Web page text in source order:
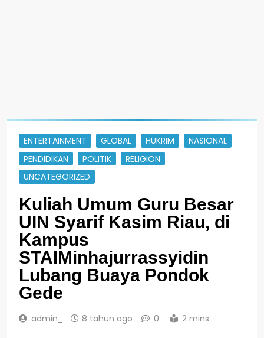
ENTERTAINMENT GLOBAL HUKRIM
NASIONAL
PENDIDIKAN
POLITIK
RELIGION
UNCATEGORIZED
Kuliah Umum Guru Besar
UIN Syarif Kasim Riau, di
Kampus
STAIMinhajurrassyidin
Lubang Buaya Pondok
Gede
admin_ 8 tahun ago 0 2 mins